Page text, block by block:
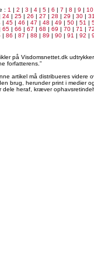
: 1 | 2 | 3 | 4 | 5 | 6 | 7 | 8 | 9 | 10
24 | 25 | 26 | 27 | 28 | 29 | 30 |
| 45 | 46 | 47 | 48 | 49 | 50 | 51 |
65 | 66 | 67 | 68 | 69 | 70 | 71 |
| 86 | 87 | 88 | 89 | 90 | 91 | 92 |
på Visdomsnettet.dk
forfatterens.”
artikel må distribueres videre
brug, herunder print i medier
dele heraf, kræver